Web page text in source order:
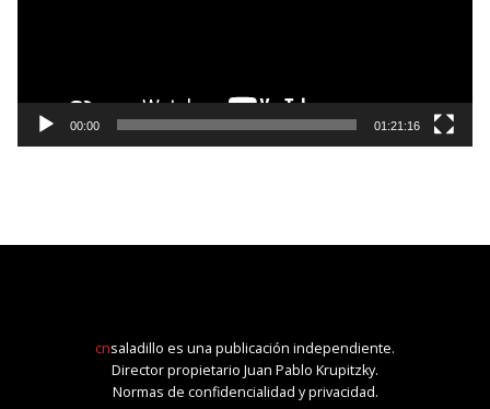
00:00 01:21:16
cnsaladillo es una publicación independiente.
Director propietario Juan Pablo Krupitzky.
Normas de confidencialidad y privacidad.